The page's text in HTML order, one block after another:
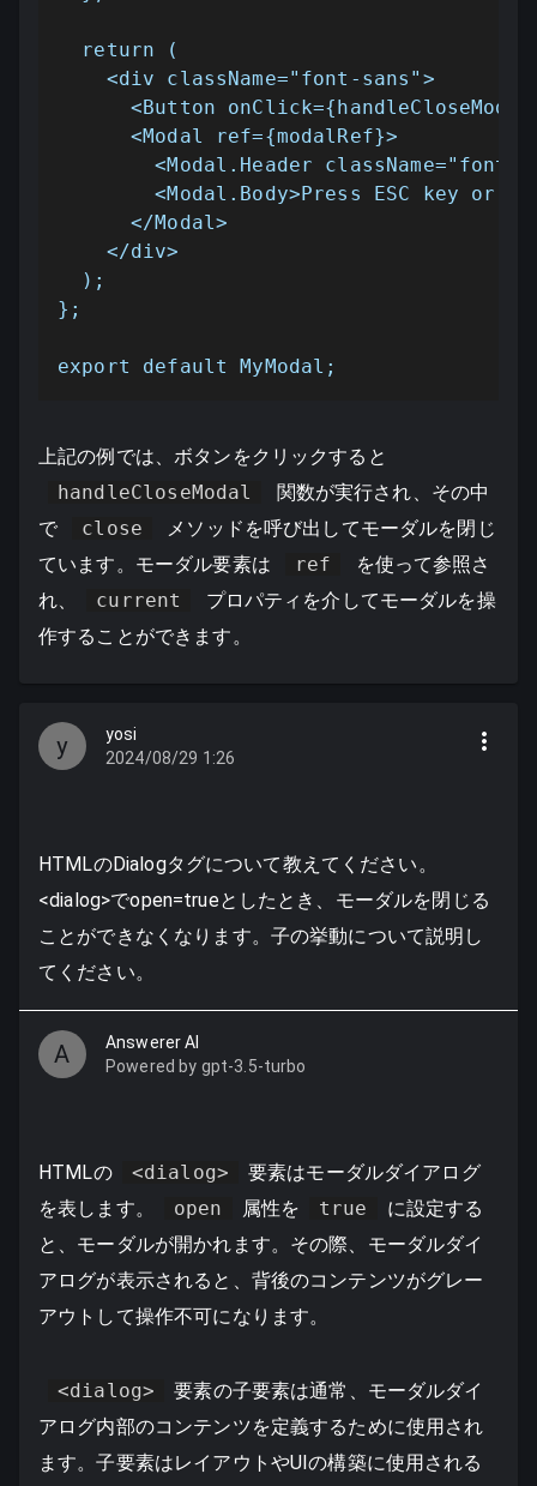
  return (
    <div className="font-sans">
<Button
      <Modal ref={modalRef}>
<Modal.Header className="font-
<Modal.Body>Press ESC key or
      </Modal>
    </div>
  );
};
export default MyModal;
上記の例では、ボタンをクリックすると
handleCloseModal
関数が実行され、その中
で
close
メソッドを呼び出してモーダルを閉じ
ています。モーダル要素は
ref
を使って参照さ
れ、
current
プロパティを介してモーダルを操
作することができます。
y
yosi
2024/08/29 1:26
HTMLのDialogタグについて教えてください。
<dialog>でopen=trueとしたとき、モーダルを閉じる
ことができなくなります。子の挙動について説明し
てください。
A
Answerer AI
Powered by gpt-3.5-turbo
HTMLの <dialog>
要素はモーダルダイアログ
を表します。
open 属性を true
に設定する
と、モーダルが開かれます。その際、モーダルダイ
アログが表示されると、背後のコンテンツがグレー
アウトして操作不可になります。
<dialog>
要素の子要素は通常、モーダルダイ
アログ内部のコンテンツを定義するために使用され
ます。子要素はレイアウトやUIの構築に使用される